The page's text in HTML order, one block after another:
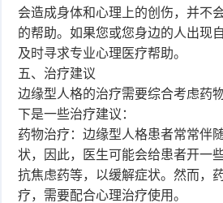
会造成身体和心理上的创伤，并不
的帮助。如果您或您身边的人出现
及时寻求专业心理医疗帮助。
五、治疗建议
边缘型人格的治疗需要综合考虑药
下是一些治疗建议：
药物治疗：边缘型人格患者常常伴
状，因此，医生可能会给患者开一
抗焦虑药等，以缓解症状。然而，
疗，需要配合心理治疗使用。